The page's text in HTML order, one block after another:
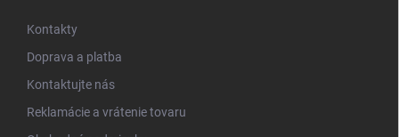
Kontakty
Doprava a platba
Kontaktujte nás
Reklamácie a vrátenie tovaru